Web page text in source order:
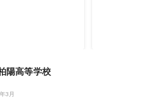
ればいいなと思いま
陽高等学校
3月